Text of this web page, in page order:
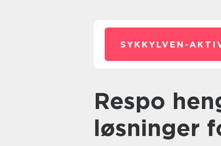
SYKKYLVEN-
Respo henger praktiske
løsninger